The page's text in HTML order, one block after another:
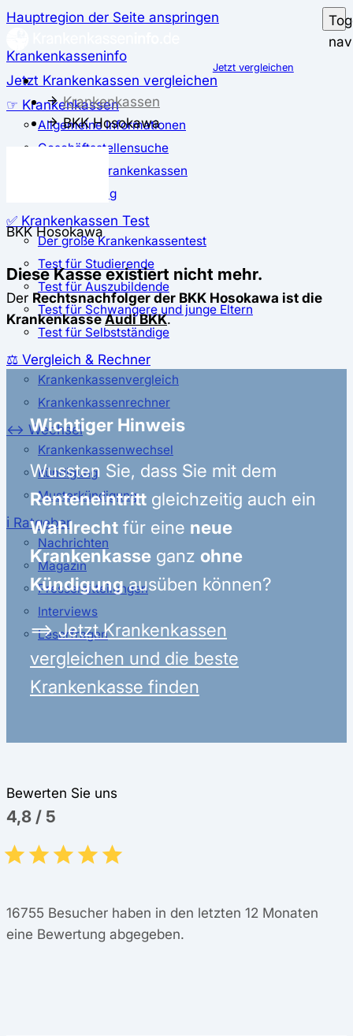
Hauptregion der Seite anspringen
Krankenkasseninfo
Jetzt Krankenkassen vergleichen
☞ Krankenkassen
Allgemeine Informationen
Geschäftsstellensuche
günstigste Krankenkassen
Zusatzbeitrag
✅ Krankenkassen Test
Der große Krankenkassentest
Test für Studierende
Test für Auszubildende
Test für Schwangere und junge Eltern
Test für Selbstständige
⚖️ Vergleich & Rechner
Krankenkassenvergleich
Krankenkassenrechner
↔ Wechsel
Krankenkassenwechsel
Kündigung
Musterkündigung
ℹ Ratgeber
Nachrichten
Magazin
Pressemitteilungen
Interviews
Leserfragen
Jetzt vergleichen
Krankenkassen
BKK Hosokawa
BKK Hosokawa
Diese Kasse existiert nicht mehr.
Der Rechtsnachfolger der BKK Hosokawa ist die
KrankenkasseAudi BKK.
Wichtiger Hinweis
Wussten Sie, dass Sie mit dem
Renteneintritt gleichzeitig auch ein
Wahlrecht für eine neue
Krankenkasse ganz ohne
Kündigungausüben können?
⟹Jetzt Krankenkassen
vergleichen und die beste
Krankenkasse finden
Bewerten Sie uns
4,8 / 5
16755 Besucher haben in den letzten 12 Monaten
eine Bewertung abgegeben.